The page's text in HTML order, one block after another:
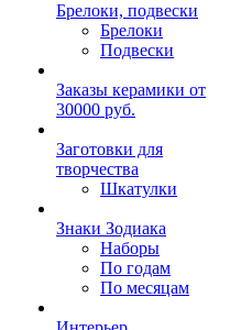
Брелоки, подвески
Брелоки
Подвески
Заказы керамики от
30000 руб.
Заготовки для
творчества
Шкатулки
Знаки Зодиака
Наборы
По годам
По месяцам